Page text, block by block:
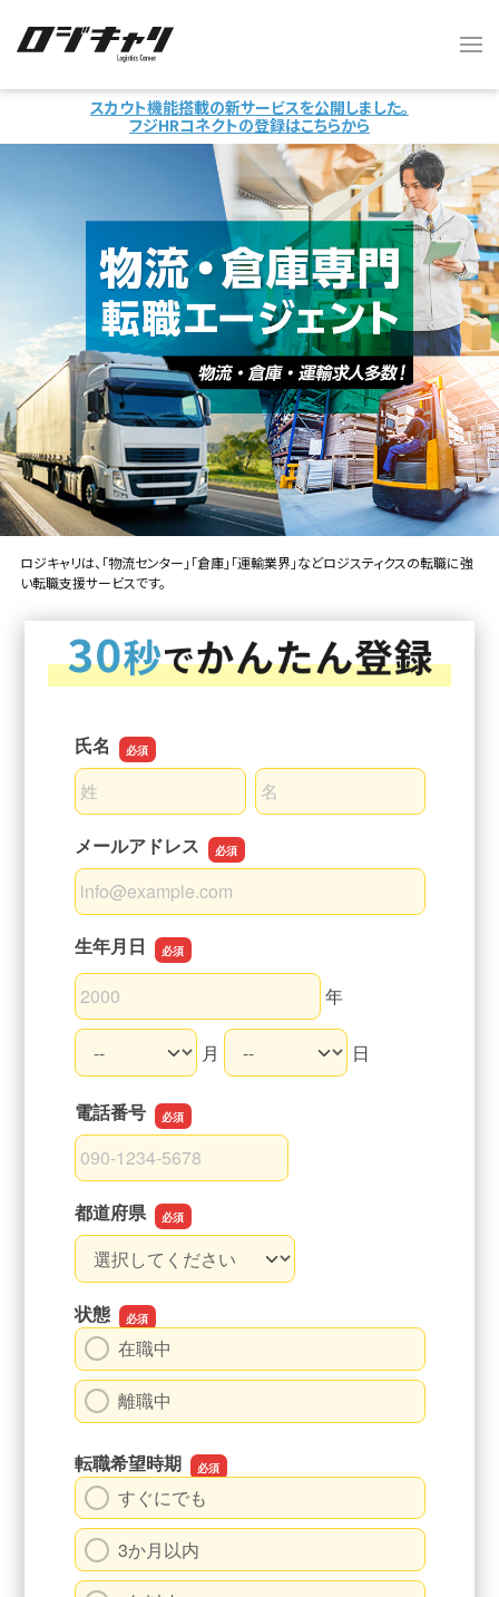
スカウト機能搭載の新サービスを公開しました。
フジHRコネクトの登録はこちらから
ロジキャリは、「物流センター」「倉庫」「運輸業界」などロジスティクスの転職に強
い転職支援サービスです。